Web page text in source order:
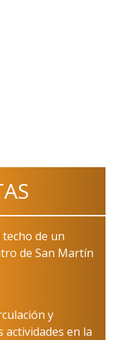
de un
de San Martín
y
en la